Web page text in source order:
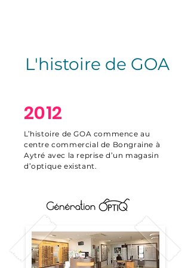
L'histoire de GOA
2012
L’histoire de GOA commence au
centre commercial de Bongraine à
Aytré avec la reprise d’un magasin
d’optique existant.